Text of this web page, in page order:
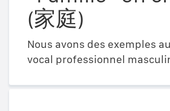
(家庭)
Nous avons des exemples
vocal professionnel